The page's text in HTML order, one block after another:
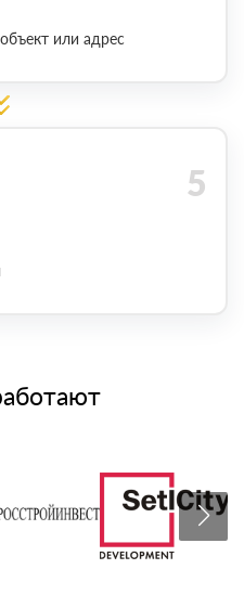
или адрес